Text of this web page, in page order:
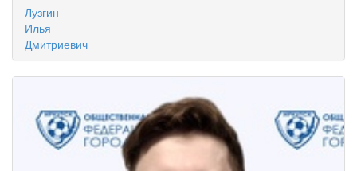
Лузгин
Илья
Дмитриевич